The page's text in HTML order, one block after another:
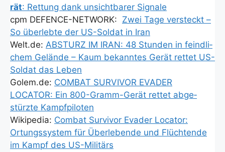
rät: Ret­tung dank unsicht­ba­rer Signa­le
cpm DEFENCE-NETWORK: Zwei Tage ver­steckt –
So über­leb­te der US-Sol­dat in Iran
Welt.de: ABSTURZ IM IRAN: 48 Stun­den in feind­li­
chem Gelän­de – Kaum bekann­tes Gerät ret­tet US-
Sol­dat das Leben
Golem.de: COMBAT SURVIVOR EVADER
LOCATOR: Ein 800-Gramm-Gerät ret­tet abge­
stürz­te Kampf­pi­lo­ten
Wiki­pe­dia: Com­bat Sur­vi­vor Eva­der Loca­tor:
Ortungs­sys­tem für Über­le­ben­de und Flüch­ten­de
im Kampf des US-Mili­tärs